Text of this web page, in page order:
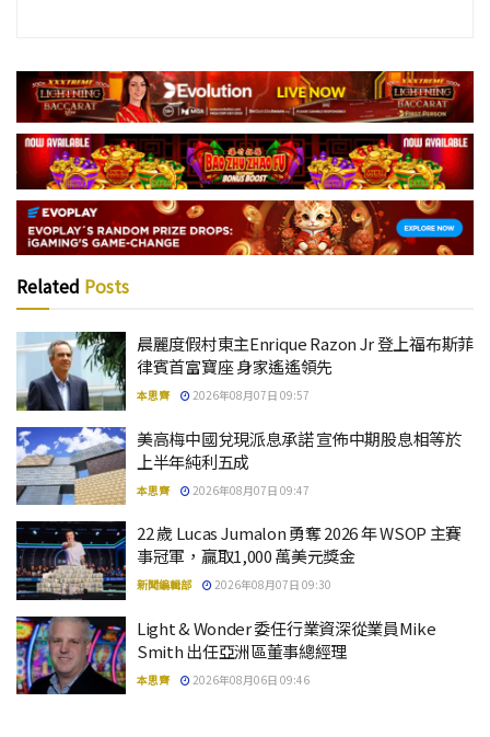
Related Posts
晨麗度假村東主Enrique Razon Jr 登上福布斯菲
律賓首富寶座 身家遙遙領先
本思齊 2026年08月07日 09:57
美高梅中國兌現派息承諾 宣佈中期股息相等於
上半年純利五成
本思齊 2026年08月07日 09:47
22 歲 Lucas Jumalon 勇奪 2026 年 WSOP 主賽
事冠軍，贏取1,000 萬美元獎金
新聞編輯部 2026年08月07日 09:30
Light & Wonder 委任行業資深從業員Mike
Smith 出任亞洲區董事總經理
本思齊 2026年08月06日 09:46